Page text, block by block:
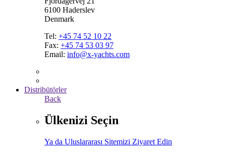
6100 Haderslev
Denmark
Tel: +45 74 52 10 22
Fax: +45 74 53 03 97
Email: info@x-yachts.com
Distribütörler
Back
Ülkenizi Seçin
Ya da Uluslararası Sitemizi Ziyaret Edin